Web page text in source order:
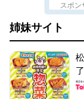
スポン
姉妹サイト